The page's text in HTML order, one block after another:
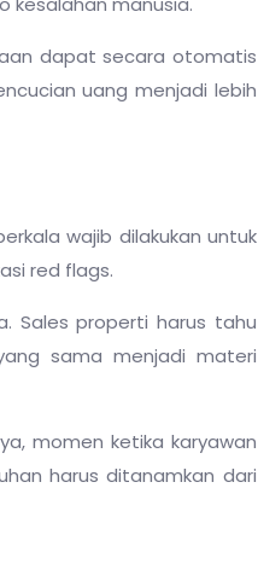
dapat secara otomatis
uang menjadi lebih
wajib dilakukan untuk
red flags.
Sales properti harus tahu
sama menjadi materi
momen ketika karyawan
harus ditanamkan dari